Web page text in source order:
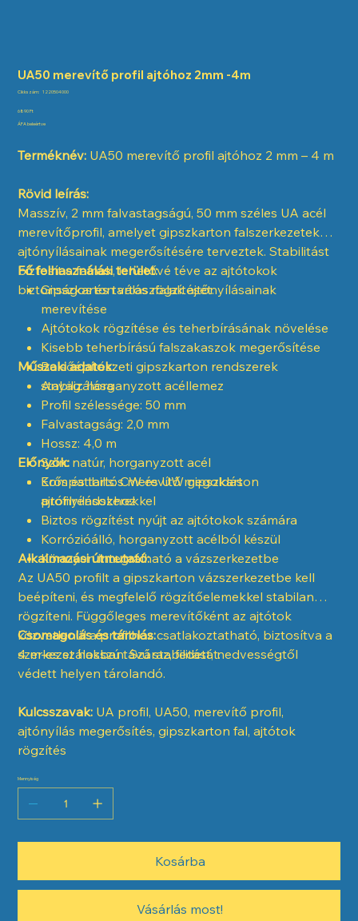
UA50 merevítő profil ajtóhoz 2mm -4m
Cikkszám: Cikkszám:
1220504000
Ár
6890 Ft
ÁFA beleértve
Terméknév: UA50 merevítő profil ajtóhoz 2 mm – 4 m
Rövid leírás:
Masszív, 2 mm falvastagságú, 50 mm széles UA acél
merevítőprofil, amelyet gipszkarton falszerkezetek
ajtónyílásainak megerősítésére terveztek. Stabilitást
biztosít a falnak, lehetővé téve az ajtótokok
biztonságos és tartós rögzítését.
Fő felhasználási terület:
Gipszkarton válaszfalak ajtónyílásainak
merevítése
Ajtótokok rögzítése és teherbírásának növelése
Kisebb teherbírású falszakaszok megerősítése
Belsőépítészeti gipszkarton rendszerek
stabilizálása
Műszaki adatok:
Anyag: horganyzott acéllemez
Profil szélessége: 50 mm
Falvastagság: 2,0 mm
Hossz: 4,0 m
Szín: natúr, horganyzott acél
Kompatibilis: CW és UW gipszkarton
profilrendszerekkel
Előnyök:
Erős és tartós merevítő megoldás
ajtónyílásokhoz
Biztos rögzítést nyújt az ajtótokok számára
Korrózióálló, horganyzott acélból készül
Könnyen integrálható a vázszerkezetbe
Alkalmazási útmutató:
Az UA50 profilt a gipszkarton vázszerkezetbe kell
beépíteni, és megfelelő rögzítőelemekkel stabilan
rögzíteni. Függőleges merevítőként az ajtótok
közvetlenül a profilhoz csatlakoztatható, biztosítva a
szerkezet hosszú távú stabilitását.
Csomagolás és tárolás:
4 m-es szálakban. Száraz, fedett, nedvességtől
védett helyen tárolandó.
Kulcsszavak: UA profil, UA50, merevítő profil,
ajtónyílás megerősítés, gipszkarton fal, ajtótok
rögzítés
Mennyiség
Kosárba
Vásárlás most!